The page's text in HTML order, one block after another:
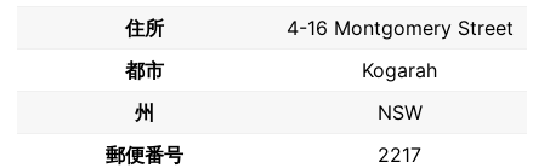
住所
4-16 Montgomery Street
都市
Kogarah
州
NSW
郵便番号
2217